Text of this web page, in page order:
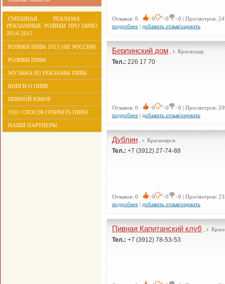
СМЕШНАЯ РЕКЛАМА -
РЕКЛАМНЫЕ РОЛИКИ ПРО ПИВО
2014-2015
РОЛИКИ ПИВА 2013 (НЕ РОССИЯ)
РОЛИКИ ПИВА
МУЗЫКА ИЗ РЕКЛАМЫ ПИВА
КНИГИ О ПИВЕ
ПИВНОЙ ЮМОР
1001 СПОСОБ ОТКРЫТЬ ПИВО
НАШИ ПАРТНЕРЫ
Отзывов: 0 −0 −0
−0 | Просмотров:
подробнее | добавить отзыв/оценить
Берлинский дом, г. Краснодар
Тел.: 226 17 70
Отзывов: 0 −0 −0
−0 | Просмотров:
подробнее | добавить отзыв/оценить
Дублин, г. Красноярск
Тел.: +7 (3912) 27-74-88
Отзывов: 0 −0 −0
−0 | Просмотров:
подробнее | добавить отзыв/оценить
Пивная Капитанский клуб , г.
Тел.: +7 (3912) 78-53-53